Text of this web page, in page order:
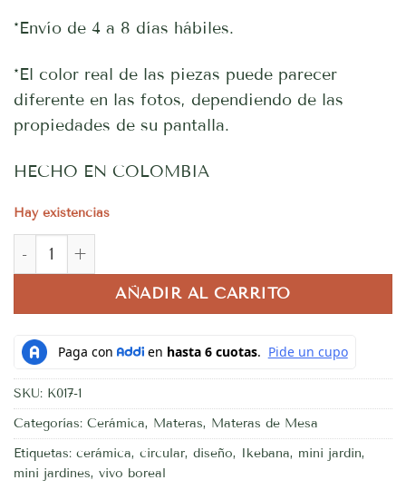
*Envío de 4 a 8 días hábiles.
*El color real de las piezas puede parecer
diferente en las fotos, dependiendo de las
propiedades de su pantalla.
HECHO EN COLOMBIA
Hay existencias
Base Apis cantidad
AÑADIR AL CARRITO
SKU: K017-1
Categorías: Cerámica, Materas, Materas de Mesa
Etiquetas: cerámica, circular, diseño, Ikebana, mini jardin,
mini jardines, vivo boreal